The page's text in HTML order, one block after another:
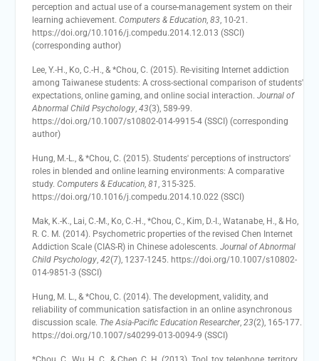
perception and actual use of a course-management system on their
learning achievement. Computers & Education, 83, 10-21.
https://doi.org/10.1016/j.compedu.2014.12.013 (SSCI)
(corresponding author)
Lee, Y.-H., Ko, C.-H., & *Chou, C. (2015). Re-visiting Internet addiction
among Taiwanese students: A cross-sectional comparison of students'
expectations, online gaming, and online social interaction. Journal of
Abnormal Child Psychology, 43(3), 589-99.
https://doi.org/10.1007/s10802-014-9915-4 (SSCI) (corresponding
author)
Hung, M.-L., & *Chou, C. (2015). Students' perceptions of instructors'
roles in blended and online learning environments: A comparative
study. Computers & Education, 81, 315-325.
https://doi.org/10.1016/j.compedu.2014.10.022 (SSCI)
Mak, K.-K., Lai, C.-M., Ko, C.-H., *Chou, C., Kim, D.-I., Watanabe, H., & Ho,
R. C. M. (2014). Psychometric properties of the revised Chen Internet
Addiction Scale (CIAS-R) in Chinese adolescents. Journal of Abnormal
Child Psychology, 42(7), 1237-1245. https://doi.org/10.1007/s10802-
014-9851-3 (SSCI)
Hung, M. L., & *Chou, C. (2014). The development, validity, and
reliability of communication satisfaction in an online asynchronous
discussion scale. The Asia-Pacific Education Researcher, 23(2), 165-177.
https://doi.org/10.1007/s40299-013-0094-9 (SSCI)